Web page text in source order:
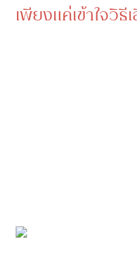
เพียงแค่เข้าใจวิ